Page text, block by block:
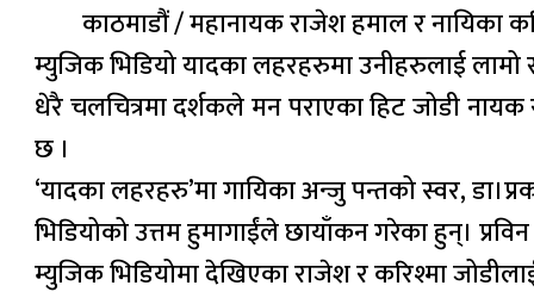
काठमाडौं / महानायक राजेश हमाल र नायिका
म्युजिक भिडियो यादका लहरहरुमा उनीहरुलाई
धेरै चलचित्रमा दर्शकले मन पराएका हिट जोडी
छ ।
‘यादका लहरहरु’मा गायिका अन्जु पन्तको स्वर,
भिडियोको उत्तम हुमागाईंले छायाँकन गरेका हुन्।
म्युजिक भिडियोमा देखिएका राजेश र करिश्मा